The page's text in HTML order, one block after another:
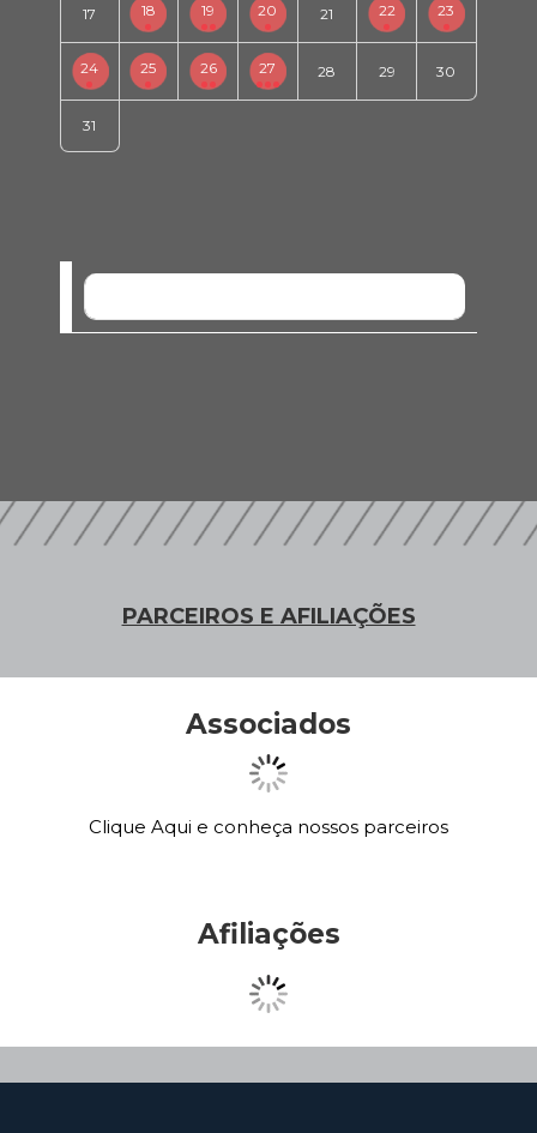
17 18 19 20 21 22 23
24 25 26 27 28 29 30
31
PARCEIROS E AFILIAÇÕES
Associados
Clique Aqui e conheça nossos parceiros
Afiliações